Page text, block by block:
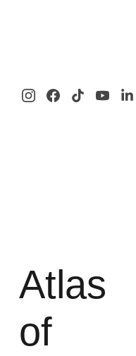
Atlas
of